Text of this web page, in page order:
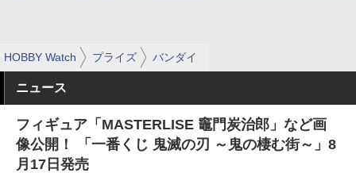
HOBBY Watch プライズ バンダイ
ニュース
フィギュア「MASTERLISE 竈門炭治郎」など画
像公開！ 「一番くじ 鬼滅の刃 ～鬼の棲む街～」8
月17日発売